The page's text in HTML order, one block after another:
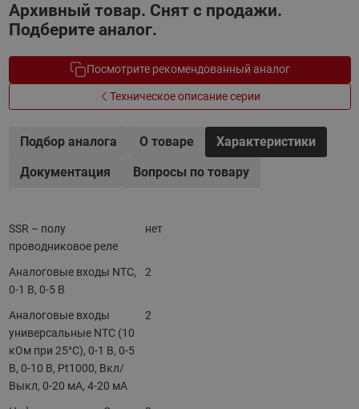
Архивный товар. Снят с продажи.
Подберите аналог.
Посмотрите рекомендованный аналог
Техническое описание серии
Подбор аналога О товаре
Характеристики
Документация
Вопросы по товару
SSR – полу
проводниковое реле
нет
Аналоговые входы NTC,
0-1 В, 0-5 B
2
Аналоговые входы
универсальные NTC (10
кОм при 25°С), 0-1 В, 0-5
B, 0-10 B, Pt1000, Вкл/
Выкл, 0-20 мА, 4-20 мА
2